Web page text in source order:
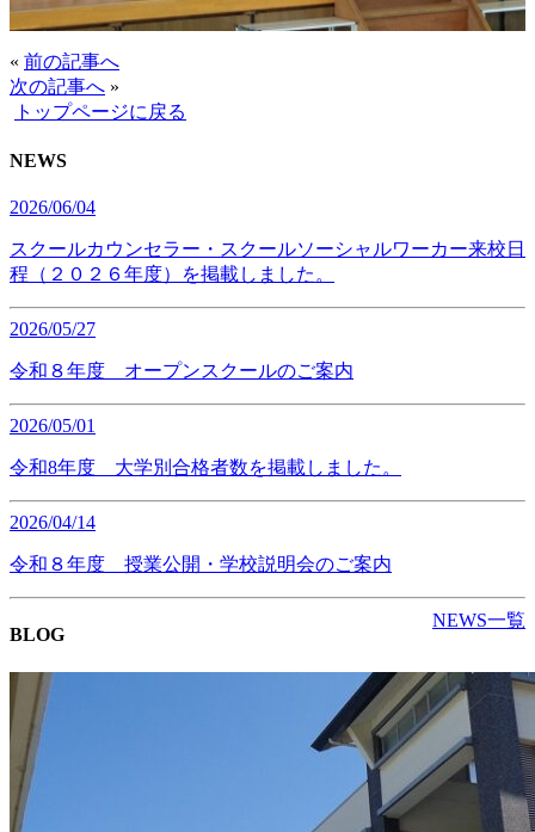
« 前の記事へ
次の記事へ »
トップページに戻る
NEWS
2026/06/04
スクールカウンセラー・スクールソーシャルワーカー来校日
程（２０２６年度）を掲載しました。
2026/05/27
令和８年度 オープンスクールのご案内
2026/05/01
令和8年度 大学別合格者数を掲載しました。
2026/04/14
令和８年度 授業公開・学校説明会のご案内
NEWS一覧
BLOG